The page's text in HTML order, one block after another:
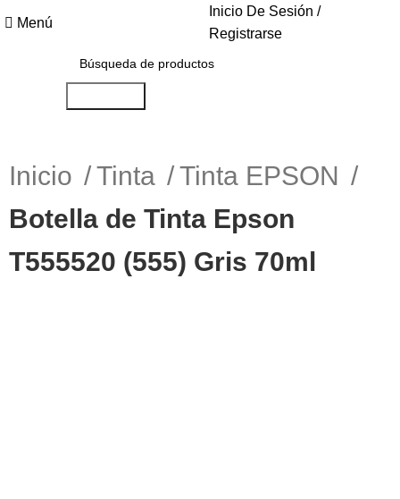
Menú
Inicio De Sesión /
Registrarse
Inicio Tinta
Tinta EPSON
Botella de Tinta Epson
T555520 (555) Gris 70ml